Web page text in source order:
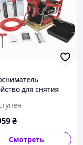
для снятия
₴
Смотреть